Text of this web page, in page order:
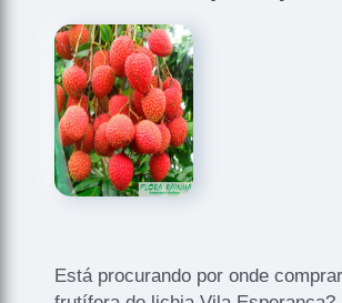
Está procurando por onde